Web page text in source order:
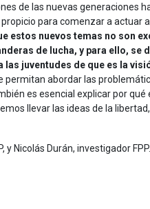
de las nuevas generaciones
para comenzar a actuar
estos nuevos temas no son
de lucha, y para ello, se
juventudes de que es la
abordar las
es esencial explicar por
llevar las ideas de la
y Nicolás Durán, investigador FPP.